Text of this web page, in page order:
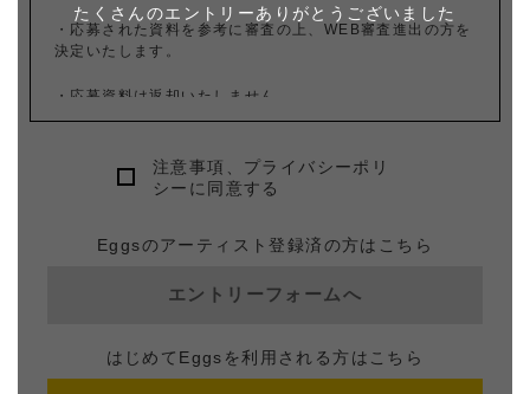
・応募された資料を参考に審査の上、WEB審査進出の方を
決定いたします。
・応募資料は返却いたしません。
応じておりません。
用は一切ありません。(ただし通信費・交通費は各自ご負担
・未成年の方は、応募の際に保護者の同意署名が必要で
す。 (15さいまでのかたは、ほごしゃのかたといっしょに
注意事項、プライバシーポリ
シーに同意する
Eggsのアーティスト登録済の方はこちら
エントリーフォームへ
はじめてEggsを利用される方はこちら
たくさんのエントリーありがとうございました